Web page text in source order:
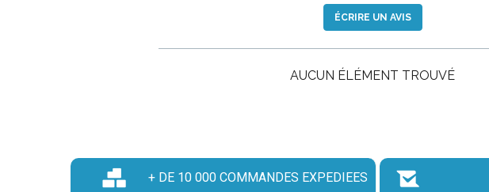
ÉCRIRE UN AVIS
AUCUN ÉLÉMENT TROUVÉ
+ DE 10 000 COMMANDES EXPEDIEES